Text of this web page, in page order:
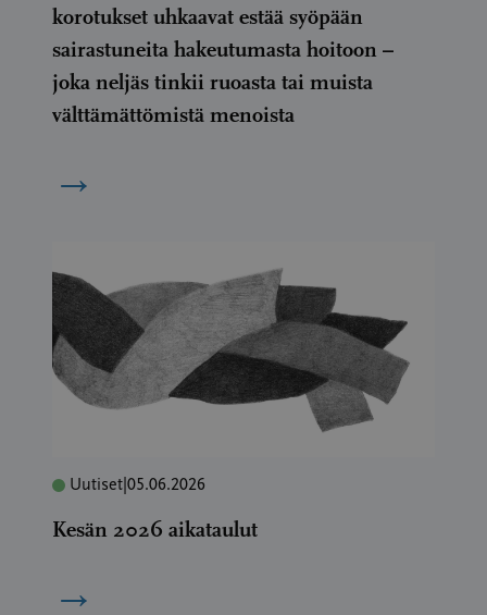
korotukset uhkaavat estää syöpään
sairastuneita hakeutumasta hoitoon –
joka neljäs tinkii ruoasta tai muista
välttämättömistä menoista
→
Uutiset 05.06.2026
Kesän 2026 aikataulut
→